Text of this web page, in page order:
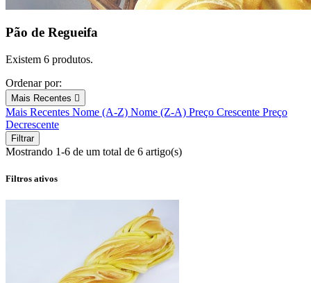
Pão de Regueifa
Existem 6 produtos.
Ordenar por:
Mais Recentes 
Mais Recentes Nome (A-Z) Nome (Z-A) Preço Crescente Preço
Decrescente
Filtrar
Mostrando 1-6 de um total de 6 artigo(s)
Filtros ativos